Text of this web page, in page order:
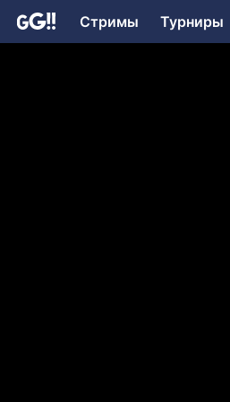
Стримы Турниры